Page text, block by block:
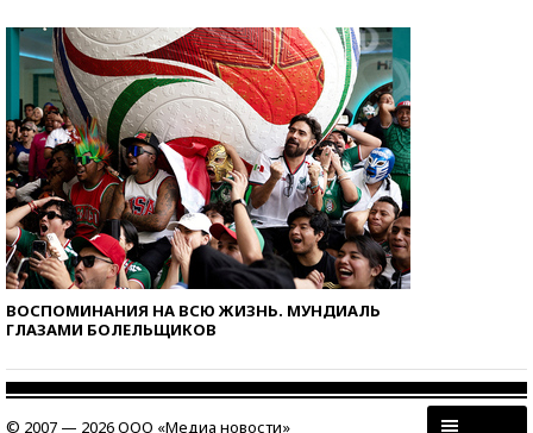
ВОСПОМИНАНИЯ НА ВСЮ ЖИЗНЬ. МУНДИАЛЬ
ГЛАЗАМИ БОЛЕЛЬЩИКОВ
© 2007 — 2026 ООО «Медиа новости»